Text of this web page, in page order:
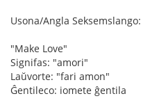
Usona/Angla Seksemslango:
"Make Love"
Signifas: "amori"
Laŭvorte: "fari amon"
Ĝentileco: iomete ĝentila